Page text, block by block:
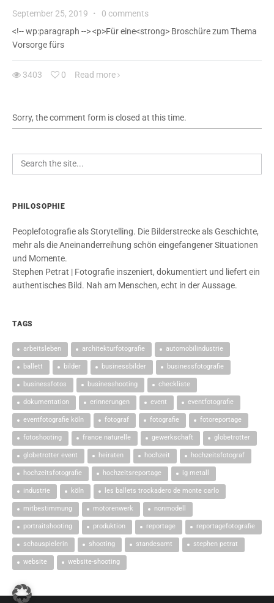
September 25, 2019
·
0 comments
<!-- wp:paragraph --> <p>Für eine<strong> Broschüre zum Thema
Vorsorge fürs
3403 0 Read more
Sorry, the comment form is closed at this time.
PHILOSOPHIE
Peoplefotografie als Storytelling. Die Bilderstrecke als Geschichte,
mehr als die Aneinanderreihung schön eingefangener Situationen
und Momente.
Stephen Petrat | Fotografie inszeniert, dokumentiert und liefert ein
authentisches Bild. Nah am Menschen, echt in der Aussage.
TAGS
arbeitsleben architekturfotografie automobilindustrie
ballett bilder businessbilder businessfotografie
businessfotos businesshooting checkliste
dokumentation erinnerungen event eventfotografie
eventfotografie köln fotograf fotografie fotoreportage
fotoshooting france naturelle gewerkschaft globetrotter
globetrotter event heiraten hochzeit hochzeitsfotograf
hochzeitsfotografie hochzeitsreportage ig metall
industrie köln les ballets trockadero de monte carlo
mitbestimmung motorenwerk nonmodell
portraitshooting produktion reportage reportagefotografie
schauspielerin shooting standesamt stephen petrat
website website-shooting